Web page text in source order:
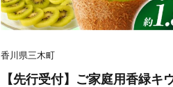
香川県三木町
【先行受付】ご家庭用香緑キ